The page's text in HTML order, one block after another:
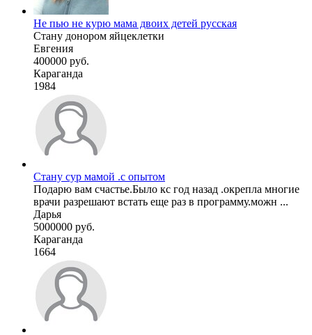
Не пью не курю мама двоих детей русская
Стану донором яйцеклетки
Евгения
400000 руб.
Караганда
1984
Стану сур мамой .с опытом
Подарю вам счастье.Было кс год назад .окрепла многие
врачи разрешают встать еще раз в программу.можн ...
Дарья
5000000 руб.
Караганда
1664